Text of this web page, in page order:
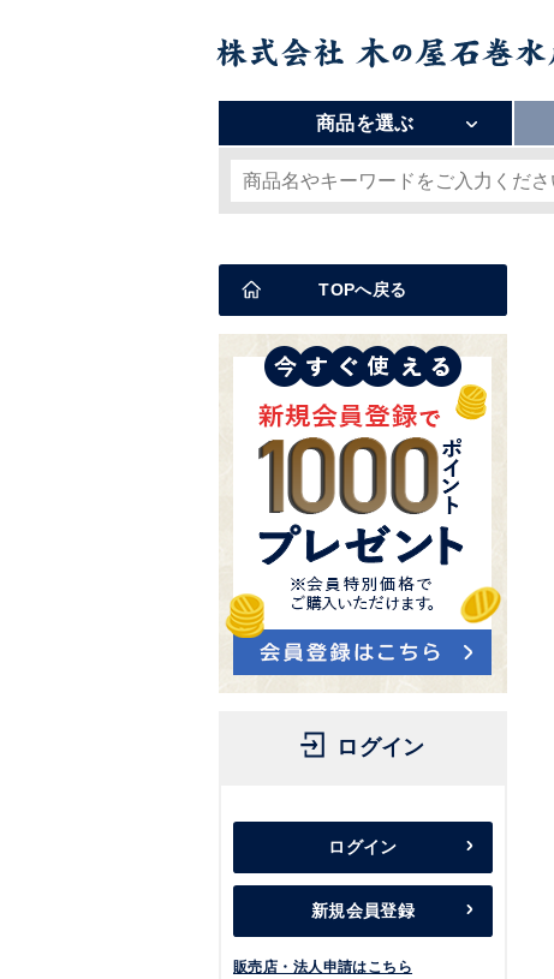
商品を選ぶ
TOPへ戻る
ログイン
ログイン
新規会員登録
販売店・法人申請はこちら